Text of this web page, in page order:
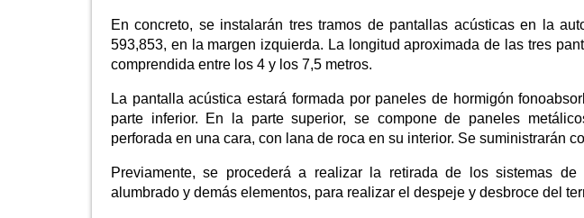
En concreto, se instalarán tres tramos de pantallas acústicas en la
593,853, en la margen izquierda. La longitud aproximada de las tres
comprendida entre los 4 y los 7,5 metros.
La pantalla acústica estará formada por paneles de hormigón
parte inferior. En la parte superior, se compone de paneles
perforada en una cara, con lana de roca en su interior. Se suministrarán
Previamente, se procederá a realizar la retirada de los sistemas de
alumbrado y demás elementos, para realizar el despeje y desbroce del